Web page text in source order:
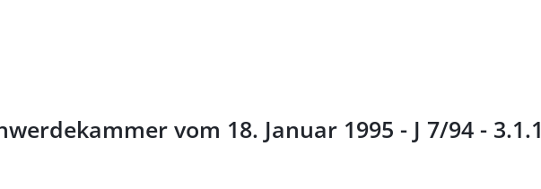
vom 18. Januar 1995 - J 7/94 - 3.1.1